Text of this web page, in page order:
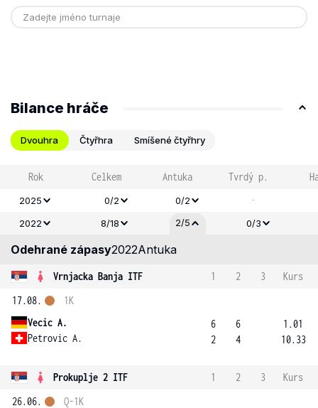
Bilance hráče
Dvouhra Čtyřhra Smíšené čtyřhry
Rok Celkem Antuka Tvrdý p.
2025 0/2 0/2 -
2022 8/18 2/5 0/3
Odehrané zápasy2022Antuka
Vrnjacka Banja ITF 1 2 3
Kurs
17.08.
Vecic A.
Petrovic A.
1K
6
2
6
4
1.01
10.33
Prokuplje 2 ITF 1 2 3
Kurs
26.06.
Q-1K